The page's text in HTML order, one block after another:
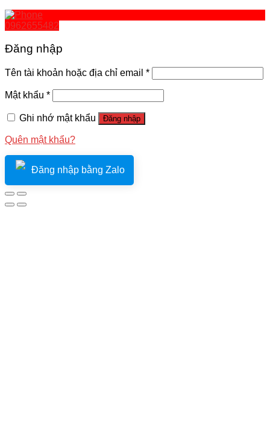
0962655482
Đăng nhập
Tên tài khoản hoặc địa chỉ email *
Mật khẩu *
Ghi nhớ mật khẩu Đăng nhập
Quên mật khẩu?
Đăng nhập bằng Zalo